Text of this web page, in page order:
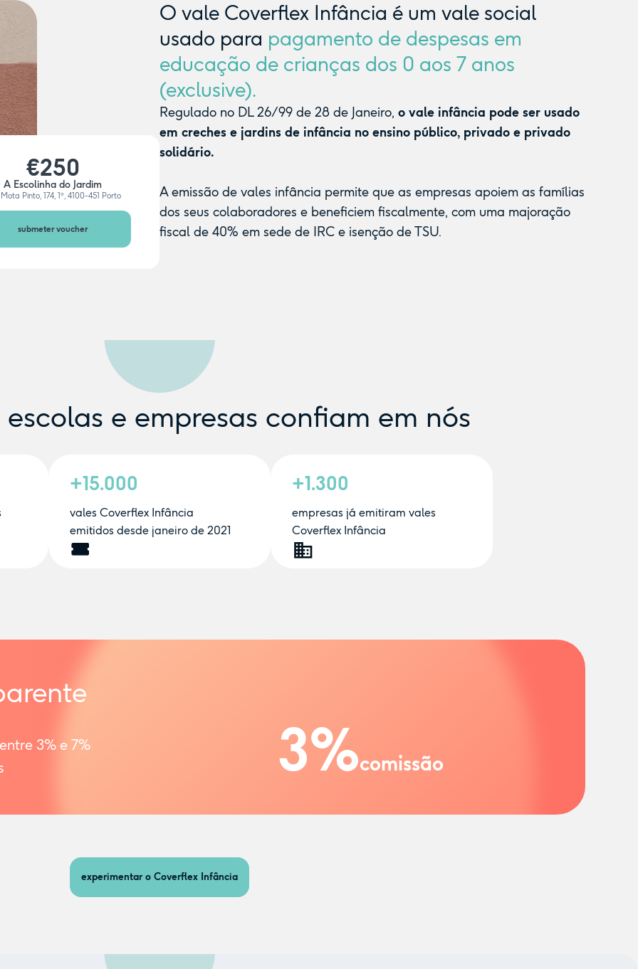
€250
A Escolinha do Jardim
Pinto, 174, 1º, 4100-451 Porto
submeter voucher
O vale Coverflex Infância é um vale social
usado para pagamento de despesas em
educação de crianças dos 0 aos 7 anos
(exclusive).
Regulado no DL 26/99 de 28 de Janeiro, o vale infância pode ser usado
em creches e jardins de infância no ensino público, privado e privado
solidário.
A emissão de vales infância permite que as empresas apoiem as famílias
dos seus colaboradores e beneficiem fiscalmente, com uma majoração
fiscal de 40% em sede de IRC e isenção de TSU.
e empresas confiam em nós
+15.000
vales Coverflex Infância
emitidos desde janeiro de 2021
+1.300
empresas já emitiram vales
Coverflex Infância
3% e 7%
3%comissão
experimentar o Coverflex Infância